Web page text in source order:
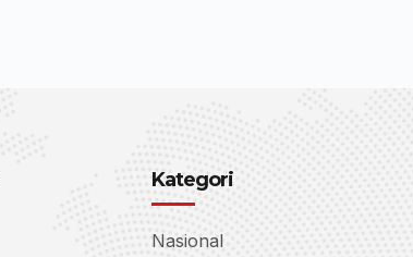
Kategori
Nasional